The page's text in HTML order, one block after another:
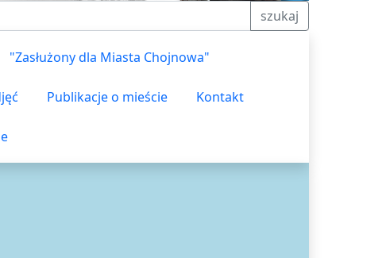
szukaj
"Zasłużony dla Miasta Chojnowa"
Publikacje o mieście Kontakt